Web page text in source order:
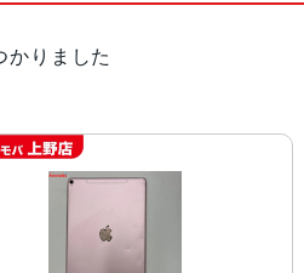
かりました